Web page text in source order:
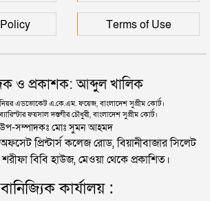
রায়: সংবিধানে ফিরলো গণভোট ও তত্ত্বাবধায়ক
স্থানীয় সরকার নির্বাচনের প্রস্ততি ইসির: প্রথম ধাপে
পৌরসভা
মাদারটেক থেকে তরুণীর খণ্ডিত মাথা ও দুই হাত
শেখ হাসিনার বক্তব্য দেওয়া নিয়ে পররাষ্ট্র
ক্ষোভ
সাবেক মন্ত্রী-এমপিরা কে কোথায়?
ছাত্র-জনতার বীরত্বের স্মারকস্তম্ভ:
ইউএনও
Terms of Use
ও প্রকাশক: আব্দুল খালিক
এডভোকেট এ.কে.এম. ফয়েজ, বাংলাদেশ সুপ্রীম কোর্ট।
ফয়সাল দস্তগীর চৌধুরী, বাংলাদেশ সুপ্রীম কোর্ট।
সম্পাদকঃ মোঃ সুমন আহমদ
প্রিন্টার্স কলেজ রোড, বিয়ানীবাজার সিলেট
বিবি হাউজ, মেওয়া থেকে প্রকাশিত।
বানিজ্যিক কার্যালয় :